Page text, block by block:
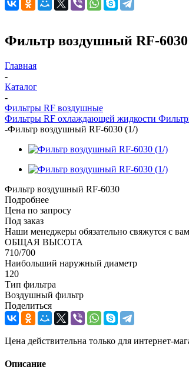
Фильтр воздушный RF-
Главная
-
Каталог
-
Фильтры RF воздушные
Фильтры RF охлаждающей жидкости
-Фильтр воздушный RF-6030 (1/)
Фильтр воздушный RF-6030
Подробнее
Цена по запросу
Под заказ
Наши менеджеры обязательно свяжутся с
ОБЩАЯ ВЫСОТА
710/700
Наибольший наружный диаметр
120
Тип фильтра
Воздушный фильтр
Поделиться
Цена действительна только для интернет-
Описание